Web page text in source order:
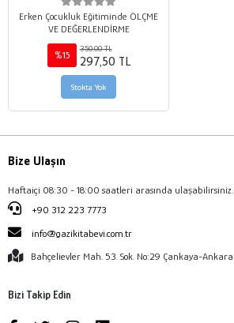
Erken Çocukluk Eğitiminde ÖLÇME
VE DEĞERLENDİRME
%15
350,00 TL
297,50 TL
Stokta Yok
Bize Ulaşın
Haftaiçi 08:30 - 18:00 saatleri arasında ulaşabilirsiniz.
+90 312 223 7773
info@gazikitabevi.com.tr
Bahçelievler Mah. 53. Sok. No:29 Çankaya-Ankara
Bizi Takip Edin